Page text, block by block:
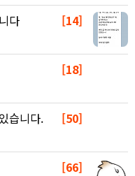
[14]
다
[18]
[50]
습니다.
[66]